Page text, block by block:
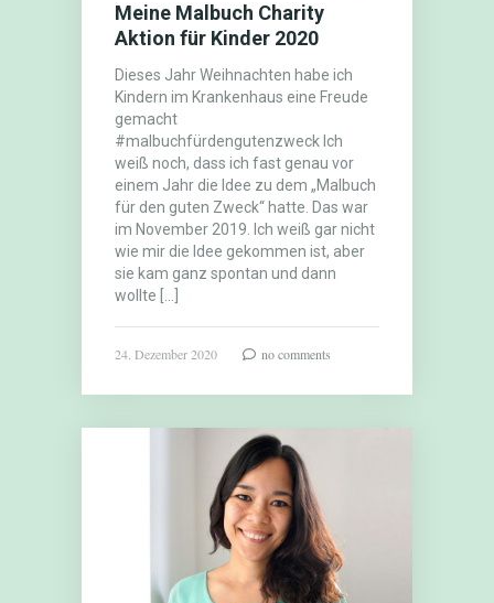
Meine Malbuch Charity
Aktion für Kinder 2020
Dieses Jahr Weihnachten habe ich
Kindern im Krankenhaus eine Freude
gemacht
#malbuchfürdengutenzweck Ich
weiß noch, dass ich fast genau vor
einem Jahr die Idee zu dem „Malbuch
für den guten Zweck“ hatte. Das war
im November 2019. Ich weiß gar nicht
wie mir die Idee gekommen ist, aber
sie kam ganz spontan und dann
wollte […]
24. Dezember 2020 no comments